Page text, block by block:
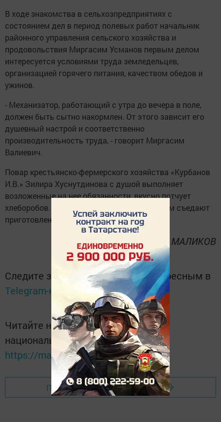
В ходе знакомства в сельхозпредприятиях с
состоянием дел в период полевых работ начальник
районного управления сельского хозяйства и
продовольствия Миргасим Усманов первым делом
интересуется условиями труда земледельцев,
организацией горячего питания, качеством обедов и
ужинов.
- Механизатор, работающий с утра до вечера в поле,
должен быть сытно накормлен. От этого зависит его
душевный настрой и соответственно
производительность труда, - говорит Миргасим
Валиевич.
Повар крестьянско-фермерского хозяйства «Курбанов
И.В.» Зилира Хуснутдинова с душой выполняет
возложенные на нее обязанности, вкусно потчует
хлеборобов. Механизаторы с удовольствием съедают
приготовленные ею блюда.
Наиль МАЛИКОВ
Следите за самым важным и интересным в
Telegram-каналеТатмедиа
Читайте новости Татарстана в
национальном мессенджере MАХ:
https://max.ru/tatmedia
Перейти на страницу новости